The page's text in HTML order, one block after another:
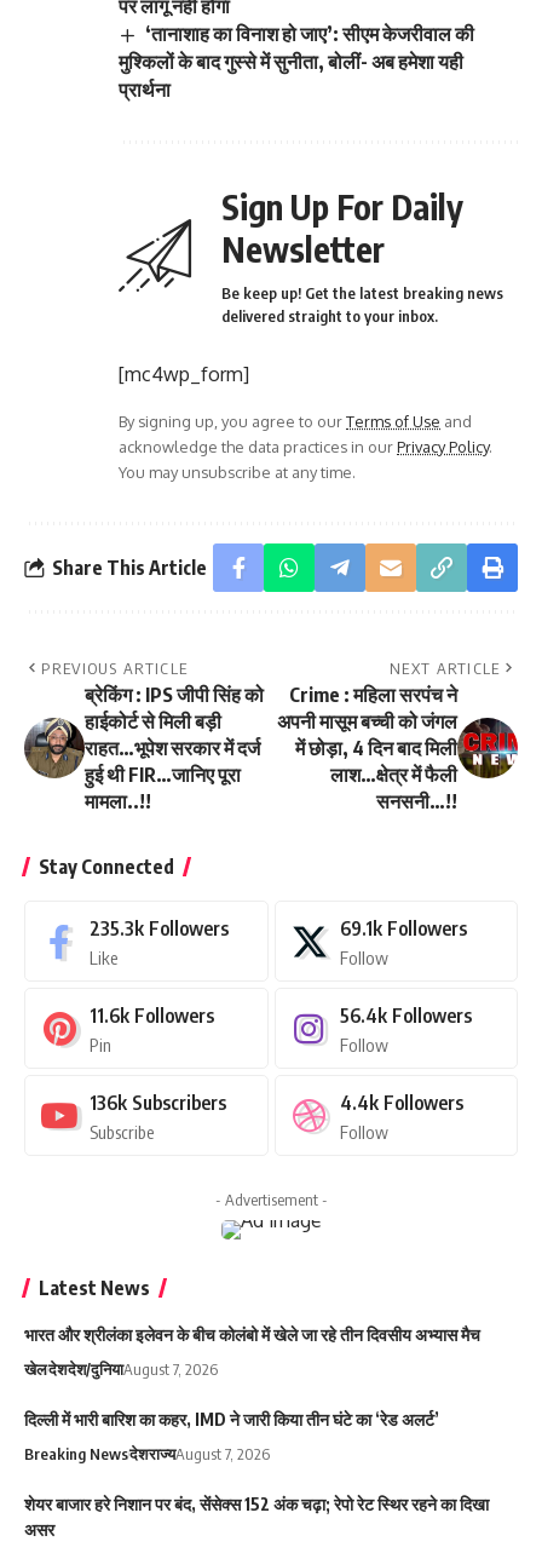
पर लागू नहीं होगा
‘तानाशाह का विनाश हो जाए’: सीएम केजरीवाल की
मुश्किलों के बाद गुस्से में सुनीता, बोलीं- अब हमेशा यही
प्रार्थना
Sign Up For Daily
Newsletter
Be keep up! Get the latest breaking news
delivered straight to your inbox.
[mc4wp_form]
By signing up, you agree to ourTerms of Use and
acknowledge the data practices in ourPrivacy Policy.
You may unsubscribe at any time.
Share This Article
PREVIOUS ARTICLE
ब्रेकिंग : IPS जीपी सिंह को
हाईकोर्ट से मिली बड़ी
राहत…भूपेश सरकार में दर्ज
हुई थी FIR…जानिए पूरा
मामला..!!
NEXT ARTICLE
Crime : महिला सरपंच ने
अपनी मासूम बच्ची को जंगल
में छोड़ा, 4 दिन बाद मिली
लाश…क्षेत्र में फैली
सनसनी…!!
Stay Connected
235.3k Followers
Like
69.1k Followers
Follow
11.6k Followers
Pin
56.4k Followers
Follow
136k Subscribers
Subscribe
4.4k Followers
Follow
- Advertisement -
Latest News
भारत और श्रीलंका इलेवन के बीच कोलंबो में खेले जा रहे तीन दिवसीय अभ्यास मैच
खेलदेशदेश/दुनियाAugust 7, 2026
दिल्ली में भारी बारिश का कहर, IMD ने जारी किया तीन घंटे का ‘रेड अलर्ट’
Breaking Newsदेशराज्यAugust 7, 2026
शेयर बाजार हरे निशान पर बंद, सेंसेक्स 152 अंक चढ़ा; रेपो रेट स्थिर रहने का दिखा
असर